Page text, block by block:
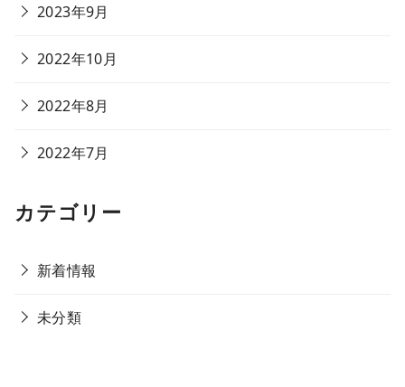
2023年9月
2022年10月
2022年8月
2022年7月
カテゴリー
新着情報
未分類